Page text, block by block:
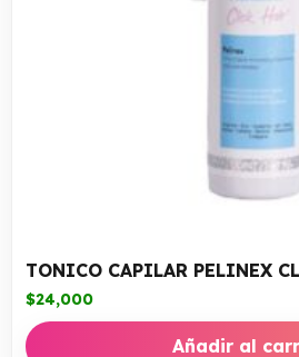
TONICO CAPILAR PELINEX
$24,000
Añadir al